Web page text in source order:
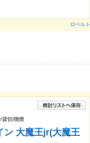
ロベルト
貸切/喫煙
ン 大魔王jr(大魔王